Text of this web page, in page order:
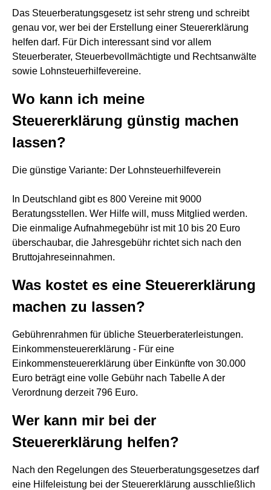
Das Steuerberatungsgesetz ist sehr streng und schreibt
genau vor, wer bei der Erstellung einer Steuererklärung
helfen darf. Für Dich interessant sind vor allem
Steuerberater, Steuerbevollmächtigte und Rechtsanwälte
sowie Lohnsteuerhilfevereine.
Wo kann ich meine
Steuererklärung günstig machen
lassen?
Die günstige Variante: Der Lohnsteuerhilfeverein
In Deutschland gibt es 800 Vereine mit 9000
Beratungsstellen. Wer Hilfe will, muss Mitglied werden.
Die einmalige Aufnahmegebühr ist mit 10 bis 20 Euro
überschaubar, die Jahresgebühr richtet sich nach den
Bruttojahreseinnahmen.
Was kostet es eine Steuererklärung
machen zu lassen?
Gebührenrahmen für übliche Steuerberaterleistungen.
Einkommensteuererklärung - Für eine
Einkommensteuererklärung über Einkünfte von 30.000
Euro beträgt eine volle Gebühr nach Tabelle A der
Verordnung derzeit 796 Euro.
Wer kann mir bei der
Steuererklärung helfen?
Nach den Regelungen des Steuerberatungsgesetzes darf
eine Hilfeleistung bei der Steuererklärung ausschließlich